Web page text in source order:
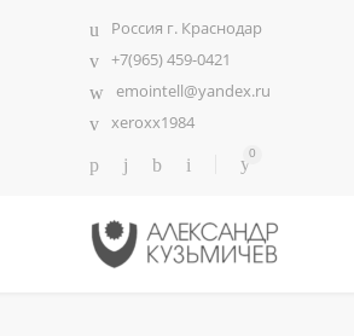
Россия г. Краснодар
+7(965) 459-0421
emointell@yandex.ru
xeroxx1984
0